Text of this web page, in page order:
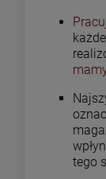
tego